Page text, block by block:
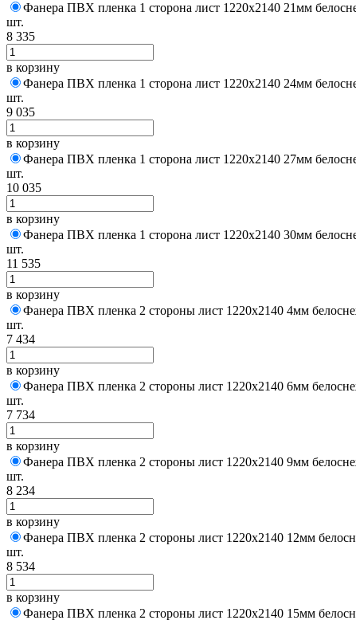
Фанера ПВХ пленка 1 сторона лист 1220х2140 21мм
шт.
8 335
в корзину
Фанера ПВХ пленка 1 сторона лист 1220х2140 24мм
шт.
9 035
в корзину
Фанера ПВХ пленка 1 сторона лист 1220х2140 27мм
шт.
10 035
в корзину
Фанера ПВХ пленка 1 сторона лист 1220х2140 30мм
шт.
11 535
в корзину
Фанера ПВХ пленка 2 стороны лист 1220х2140 4мм
шт.
7 434
в корзину
Фанера ПВХ пленка 2 стороны лист 1220х2140 6мм
шт.
7 734
в корзину
Фанера ПВХ пленка 2 стороны лист 1220х2140 9мм
шт.
8 234
в корзину
Фанера ПВХ пленка 2 стороны лист 1220х2140 12мм
шт.
8 534
в корзину
Фанера ПВХ пленка 2 стороны лист 1220х2140 15мм